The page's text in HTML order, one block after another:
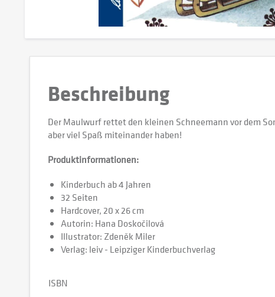
Beschreibung
Der Maulwurf rettet den kleinen Schneemann vor dem
aber viel Spaß miteinander haben!
Produktinformationen:
Kinderbuch ab 4 Jahren
32 Seiten
Hardcover, 20 x 26 cm
Autorin: Hana Doskočilová
Illustrator: Zdeněk Miler
Verlag: leiv - Leipziger Kinderbuchverlag
ISBN